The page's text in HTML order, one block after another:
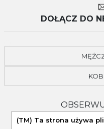
DOŁĄCZ DO
(TM) Ta strona używa